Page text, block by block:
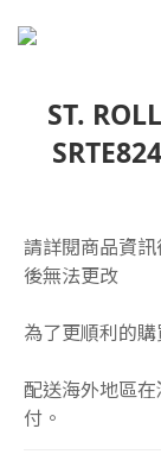
ST.
請詳閱商品資
後無法更改
為了更順利的
配送海外地區
付。